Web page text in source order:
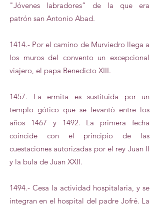
"Jóvenes labradores” de la que era
patrón san Antonio Abad.
1414.- Por el camino de Murviedro llega a
los muros del convento un excepcional
viajero, el papa Benedicto XIII.
1457. La ermita es sustituida por un
templo gótico que se levantó entre los
años 1467 y 1492. La primera fecha
coincide con el principio de las
cuestaciones autorizadas por el rey Juan II
y la bula de Juan XXII.
1494.- Cesa la actividad hospitalaria, y se
integran en el hospital del padre Jofré. La